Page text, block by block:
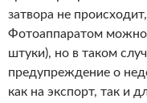
затвора не
Фотоаппаратом можно
штуки), но в таком
предупреждение о
как на экспорт, так и